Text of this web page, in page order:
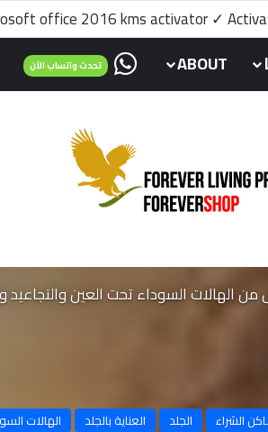
office 2016 kms activator ✓
ABOUT تحدث واتساب
تحدث واتساب الآن
الشراء الجلد العناية بالجلد الهالات